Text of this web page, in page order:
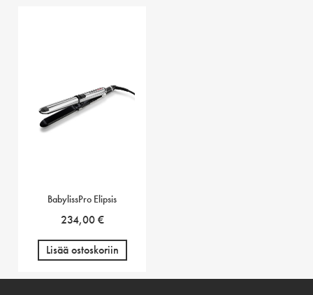
BabylissPro Elipsis
234,00€
Lisää ostoskoriin